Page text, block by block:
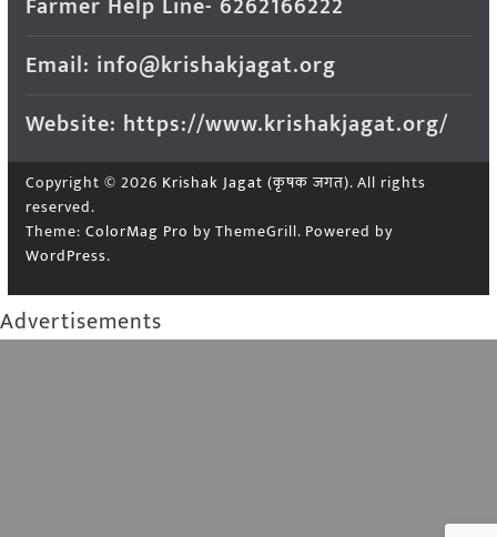
Email: info@krishakjagat.org
Website: https://www.krishakjagat.org/
Copyright © 2026 Krishak Jagat (कृषक जगत). All rights
reserved.
Theme: ColorMag Pro by ThemeGrill. Powered by
WordPress.
Advertisements